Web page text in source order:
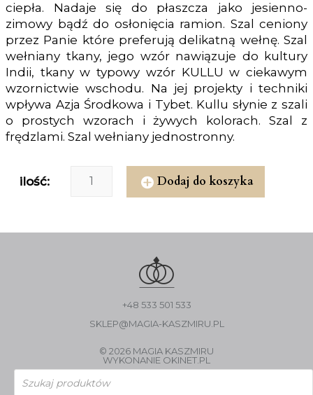
ciepła. Nadaje się do płaszcza jako jesienno-
zimowy bądź do osłonięcia ramion. Szal ceniony
przez Panie które preferują delikatną wełnę. Szal
wełniany tkany, jego wzór nawiązuje do kultury
Indii, tkany w typowy wzór KULLU w ciekawym
wzornictwie wschodu. Na jej projekty i techniki
wpływa Azja Środkowa i Tybet. Kullu słynie z szali
o prostych wzorach i żywych kolorach. Szal z
frędzlami. Szal wełniany jednostronny.
ilość: Dodaj do koszyka
+48 533 501 533
SKLEP@MAGIA-KASZMIRU.PL
© 2026 MAGIA KASZMIRU
WYKONANIE OKINET.PL
Wyszukiwarka
produktów